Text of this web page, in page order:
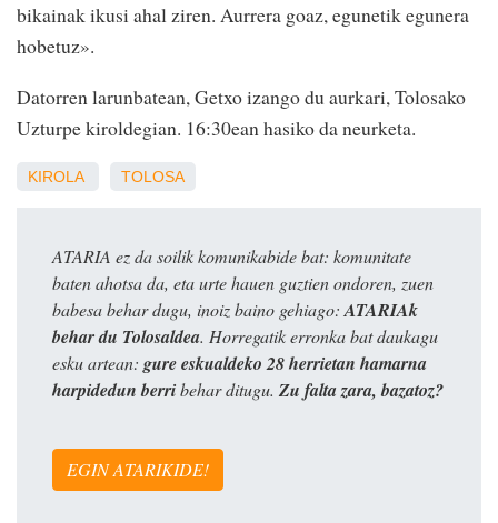
bikainak ikusi ahal ziren. Aurrera goaz, egunetik egunera
hobetuz».
Datorren larunbatean, Getxo izango du aurkari, Tolosako
Uzturpe kiroldegian. 16:30ean hasiko da neurketa.
KIROLA TOLOSA
ATARIA ez da soilik komunikabide bat: komunitate
baten ahotsa da, eta urte hauen guztien ondoren, zuen
babesa behar dugu, inoiz baino gehiago: ATARIAk
behar du Tolosaldea. Horregatik erronka bat daukagu
esku artean: gure eskualdeko 28 herrietan hamarna
harpidedun berribehar ditugu. Zu falta zara, bazatoz?
EGIN ATARIKIDE!